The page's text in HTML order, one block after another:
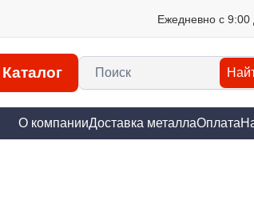
Ежедневно с 9:00
Каталог
О компанииДоставка металлаОплата